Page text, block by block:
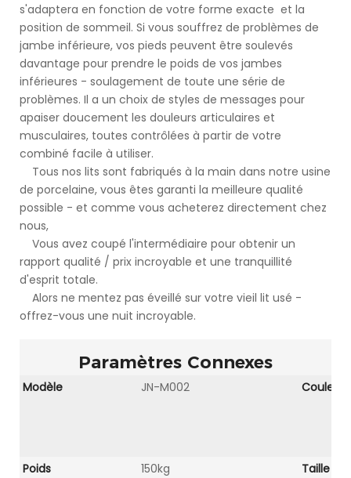
s'adaptera en fonction de votre forme exacte et la
position de sommeil. Si vous souffrez de problèmes de
jambe inférieure, vos pieds peuvent être soulevés
davantage pour prendre le poids de vos jambes
inférieures - soulagement de toute une série de
problèmes. Il a un choix de styles de messages pour
apaiser doucement les douleurs articulaires et
musculaires, toutes contrôlées à partir de votre
combiné facile à utiliser.
Tous nos lits sont fabriqués à la main dans notre usine
de porcelaine, vous êtes garanti la meilleure qualité
possible - et comme vous acheterez directement chez
nous,
Vous avez coupé l'intermédiaire pour obtenir un
rapport qualité / prix incroyable et une tranquillité
d'esprit totale.
Alors ne mentez pas éveillé sur votre vieil lit usé -
offrez-vous une nuit incroyable.
Paramètres Connexes
Modèle JN-M002 Couleur
Poids 150kg Taille